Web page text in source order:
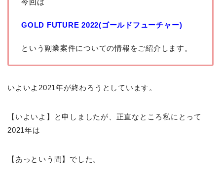
今回は
GOLD FUTURE 2022(ゴールドフューチャー)
という副業案件についての情報をご紹介します。
いよいよ2021年が終わろうとしています。
【いよいよ】と申しましたが、正直なところ私にとって
2021年は
【あっという間】でした。